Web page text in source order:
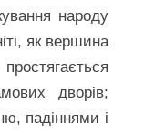
народу
як вершина
дворів;
падіннями і